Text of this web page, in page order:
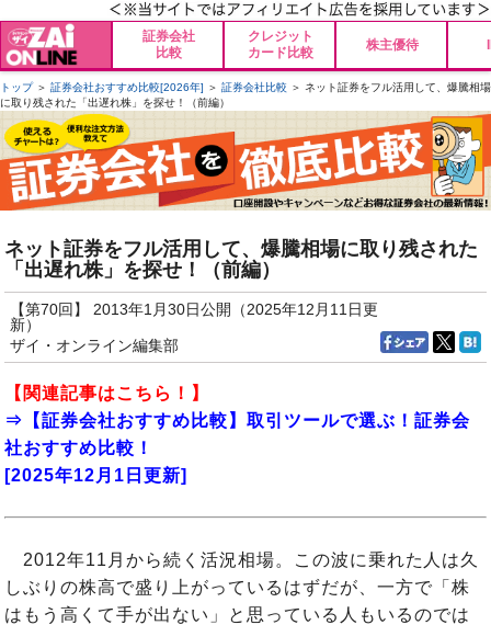
証券会社
比較
クレジット
カード比較
株主優待
トップ＞ 証券会社おすすめ比較[2026年] ＞ 証券会社比較 ＞ ネット証券をフル活用して、爆騰相場
に取り残された「出遅れ株」を探せ！（前編）
ネット証券をフル活用して、爆騰相場に取り残された
「出遅れ株」を探せ！（前編）
【第70回】 2013年1月30日公開（2025年12月11日更
新）
ザイ・オンライン編集部
【関連記事はこちら！】
⇒【証券会社おすすめ比較】取引ツールで選ぶ！証券会
社おすすめ比較！
[2025年12月1日更新]
2012年11月から続く活況相場。この波に乗れた人は久
しぶりの株高で盛り上がっているはずだが、一方で「株
はもう高くて手が出ない」と思っている人もいるのでは